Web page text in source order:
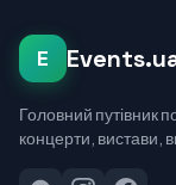
E
Головний путівник
концерти, вистави,